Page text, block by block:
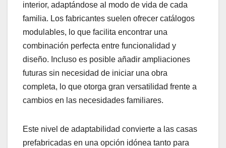
interior, adaptándose al modo de vida de cada
familia. Los fabricantes suelen ofrecer catálogos
modulables, lo que facilita encontrar una
combinación perfecta entre funcionalidad y
diseño. Incluso es posible añadir ampliaciones
futuras sin necesidad de iniciar una obra
completa, lo que otorga gran versatilidad frente a
cambios en las necesidades familiares.
Este nivel de adaptabilidad convierte a las casas
prefabricadas en una opción idónea tanto para